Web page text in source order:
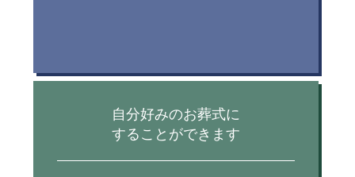
ここでは、お葬式の中でも特にここ最近注目を浴
お盆を迎える前に、今できる「心の準備」
ました。 ……
自分好みのお葬式に
することができます